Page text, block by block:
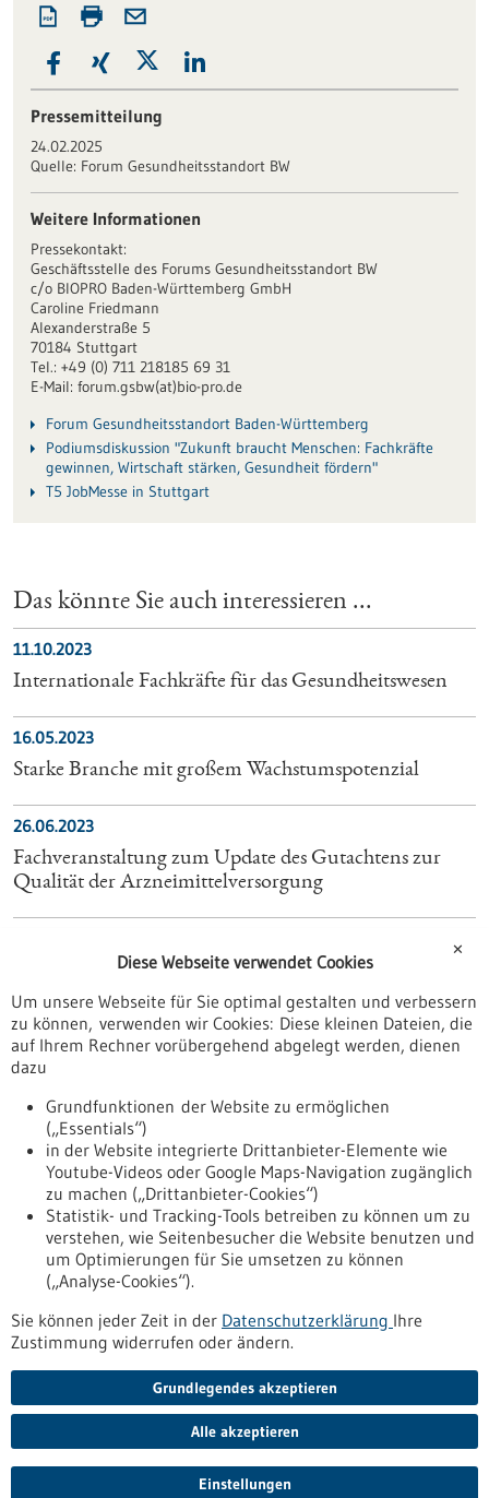
Pressemitteilung
24.02.2025
Quelle: Forum Gesundheitsstandort BW
Weitere Informationen
Pressekontakt:
Geschäftsstelle des Forums Gesundheitsstandort BW
c/o BIOPRO Baden-Württemberg GmbH
Caroline Friedmann
Alexanderstraße 5
70184 Stuttgart
Tel.: +49 (0) 711 218185 69 31
E-Mail: forum.gsbw(at)bio-pro.de
Forum Gesundheitsstandort Baden-Württemberg
Podiumsdiskussion "Zukunft braucht Menschen: Fachkräfte
gewinnen, Wirtschaft stärken, Gesundheit fördern"
T5 JobMesse in Stuttgart
Das könnte Sie auch interessieren ...
11.10.2023
Internationale Fachkräfte für das Gesundheitswesen
16.05.2023
Starke Branche mit großem Wachstumspotenzial
26.06.2023
Fachveranstaltung zum Update des Gutachtens zur
Qualität der Arzneimittelversorgung
Neue Landesagentur zur Unterstützung der
Fachkräftezuwanderung
23.07.2024
Fachkräftezuwanderung
05.04.2024
Gesundheitsindustrie gewinnt an Bedeutung
Nach oben
Informiert bleiben
Newsletter abonnieren
✕
Diese Webseite verwendet Cookies
Um unsere Webseite für Sie optimal gestalten und verbessern
zu können, verwenden wir Cookies: Diese kleinen Dateien, die
auf Ihrem Rechner vorübergehend abgelegt werden, dienen
dazu
Grundfunktionen der Website zu ermöglichen
(„Essentials“)
in der Website integrierte Drittanbieter-Elemente wie
Youtube-Videos oder Google Maps-Navigation zugänglich
zu machen („Drittanbieter-Cookies“)
Statistik- und Tracking-Tools betreiben zu können um zu
verstehen, wie Seitenbesucher die Website benutzen und
um Optimierungen für Sie umsetzen zu können
(„Analyse-Cookies“).
Sie können jeder Zeit in der Datenschutzerklärung Ihre
Zustimmung widerrufen oder ändern.
Grundlegendes akzeptieren
Alle akzeptieren
Einstellungen